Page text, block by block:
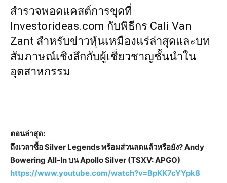
สำรวจพอดแคสต์การขุดที่
Investorideas.com กับพิธีกร Cali Van
Zant สำหรับข่าวหุ้นเหมืองแร่ล่าสุดและบท
สัมภาษณ์เชิงลึกกับผู้เชี่ยวชาญชั้นนำใน
อุตสาหกรรม
ตอนล่าสุด:
ถึงเวลาซื้อ Silver Legends พร้อมส่วนลดแล้วหรือยัง? Andy
Bowering All-In บน Apollo Silver (TSXV: APGO)
https://www.youtube.com/watch?v=BpKK7cYYpk8